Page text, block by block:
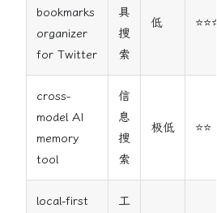
bookmarks
organizer
for Twitter
具
搜
索
低 ⭐⭐⭐
cross-
model AI
memory
tool
信
息
搜
索
极低 ⭐⭐
local-first
工